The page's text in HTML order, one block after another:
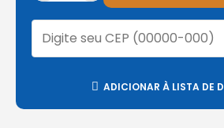
ADICIONAR À LISTA DE